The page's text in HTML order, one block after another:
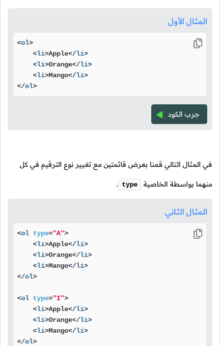
المثال الأول
<ol>
<li>Apple</li>
<li>Orange</li>
<li>Mango</li>
</ol>
جرب الكود
في المثال التالي قمنا بعرض قائمتين مع تغيير نوع الترقيم في كل
منهما بواسطة الخاصية type
.
المثال الثاني
<ol type="A">
<li>Apple</li>
<li>Orange</li>
<li>Mango</li>
</ol>
<ol type="I">
<li>Apple</li>
<li>Orange</li>
<li>Mango</li>
</ol>